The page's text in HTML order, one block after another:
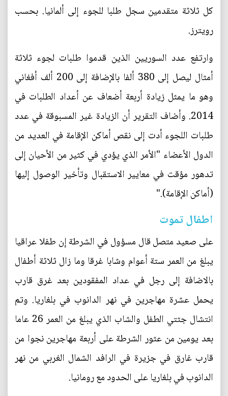
كل ثلاثة متقدمين سجل طلبا للجوء إلى ألمانيا. بحسب
رويترز.
وارتفع عدد السوريين الذين قدموا طلبات لجوء ثلاثة
أمثال ليصل إلى 380 ألفا بالإضافة إلى 200 ألف أفغاني
وهو ما يمثل زيادة أربعة أضعاف عن أعداد الطلبات في
2014. وأضاف التقرير أن الزيادة غير المسبوقة في عدد
طلبات اللجوء أدت إلى نقص أماكن الإقامة في العديد من
الدول الأعضاء "الأمر الذي يؤدي في كثير من الأحيان إلى
تدهور مؤقت في معايير الاستقبال وتأخير الوصول إليها
(أماكن الإقامة)."
اطفال تموت
على صعيد متصل قال مسؤول في الشرطة إن طفلا عراقيا
يبلغ من العمر ستة أعوام وشابا غرقا وما زال ثلاثة أطفال
بالاضافة إلى رجل في عداد المفقودين بعد غرق قارب
يحمل عشرة مهاجرين في نهر الدانوب في بلغاريا. وتم
انتشال جثتي الطفل والشاب الذي يبلغ من العمر 26 عاما
بعد يومين من عثور الشرطة على أربعة مهاجرين نجوا من
قارب غارق في جزيرة في الرافد الشمال الغربي من نهر
الدانوب في بلغاريا على الحدود مع رومانيا.